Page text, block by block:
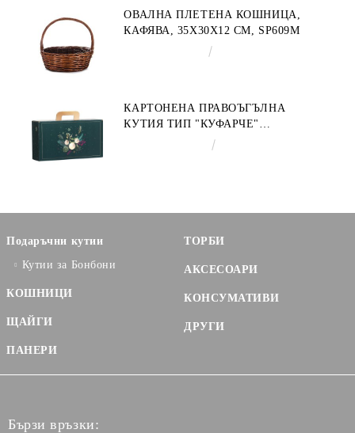
ОВАЛНА ПЛЕТЕНА КОШНИЦА,
КАФЯВА, 35X30X12 СМ, SP609M
КАРТОНЕНА ПРАВОЪГЪЛНА
КУТИЯ ТИП "КУФАРЧЕ"
ENCHANTED NATURE, ЗЕЛЕНО/
Подаръчни кутии
Кутии за Бонбони
КОШНИЦИ
ЩАЙГИ
ПАНЕРИ
ТОРБИ
АКСЕСОАРИ
КОНСУМАТИВИ
ДРУГИ
Бързи връзки: